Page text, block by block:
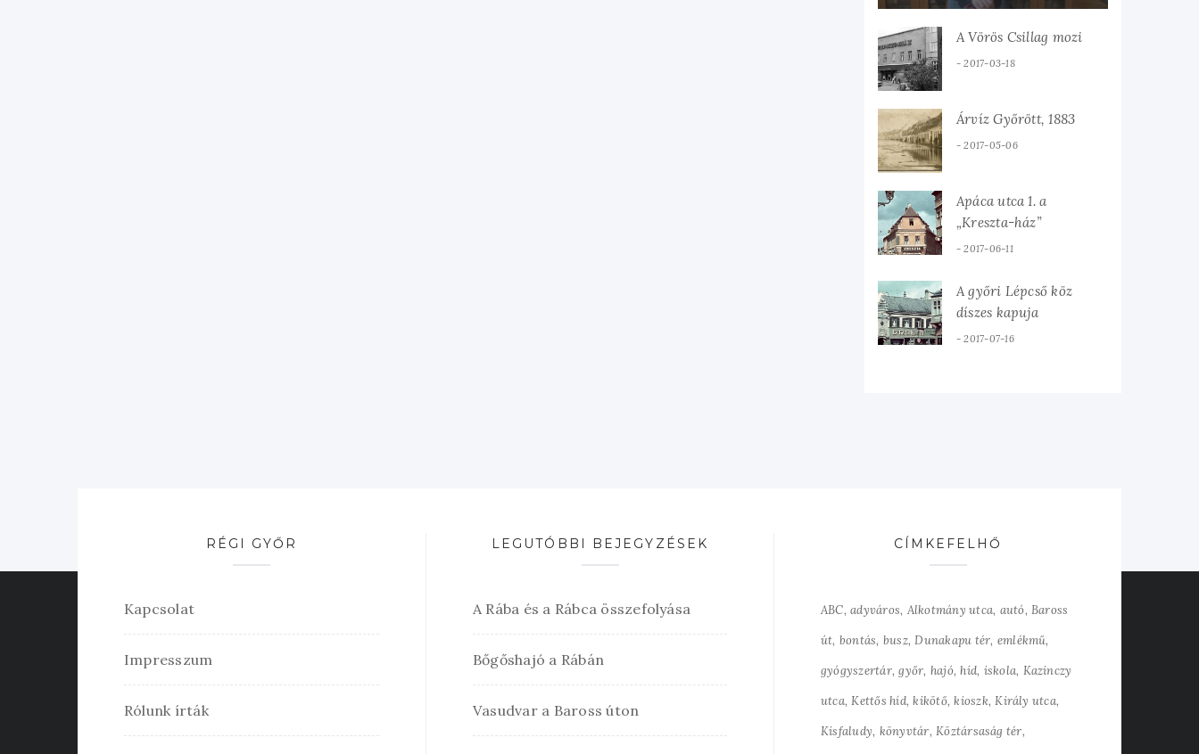
A Vörös Csillag mozi
2017-03-18
Árvíz Győrött, 1883
2017-05-06
Apáca utca 1. a
„Kreszta-ház”
2017-06-11
A győri Lépcső köz
díszes kapuja
2017-07-16
RÉGI GYŐR
Kapcsolat
Impresszum
Rólunk írták
LEGUTÓBBI BEJEGYZÉSEK
A Rába és a Rábca összefolyása
Bőgőshajó a Rábán
Vasudvar a Baross úton
CÍMKEFELHŐ
ABC adyváros Alkotmány utca autó Baross
út bontás busz Dunakapu tér emlékmű
gyógyszertár győr hajó híd iskola Kazinczy
utca Kettős híd kikötő kioszk Király utca
Kisfaludy könyvtár Köztársaság tér